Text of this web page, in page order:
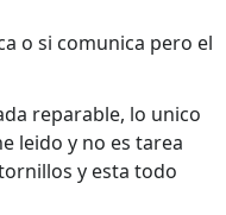
o si comunica pero el
reparable, lo unico
leido y no es tarea
y esta todo